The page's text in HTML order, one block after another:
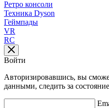
Ретро консоли
Техника Dyson
Геймпады
VR
RC
Войти
Авторизировавшись, вы
данными, следить за